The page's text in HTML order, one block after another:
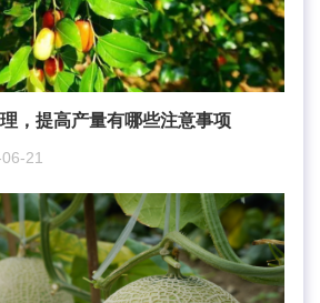
，提高产量有哪些注意事项
21